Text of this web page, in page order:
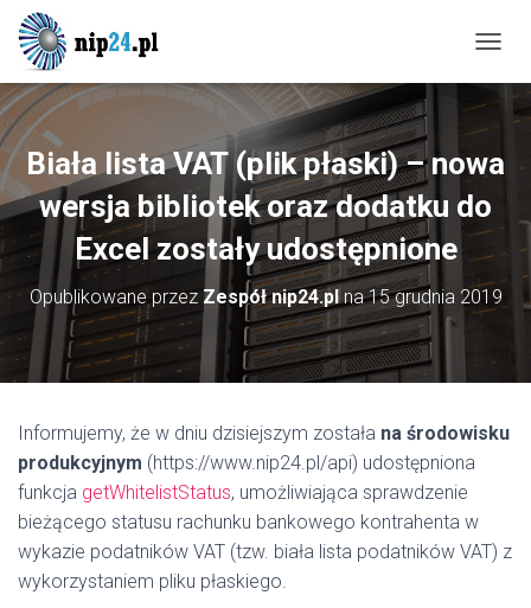
R
Z
E
Ą
Z
A
W
I
Biała lista VAT (plik płaski) – nowa
wersja bibliotek oraz dodatku do
Excel zostały udostępnione
Opublikowane przez Zespół nip24.plna15 grudnia 2019
Informujemy, że w dniu dzisiejszym została na środowisku
produkcyjnym (https://www.nip24.pl/api) udostępniona
funkcja getWhitelistStatus, umożliwiająca sprawdzenie
bieżącego statusu rachunku bankowego kontrahenta w
wykazie podatników VAT (tzw. biała lista podatników VAT) z
wykorzystaniem pliku płaskiego.